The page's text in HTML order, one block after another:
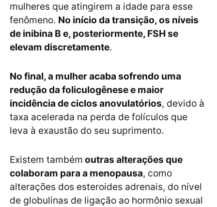
mulheres que atingirem a idade para esse
fenômeno. No início da transição, os níveis
de inibina B e, posteriormente, FSH se
elevam discretamente.
No final, a mulher acaba sofrendo uma
redução da foliculogênese e maior
incidência de ciclos anovulatórios, devido à
taxa acelerada na perda de folículos que
leva à exaustão do seu suprimento.
Existem também outras alterações que
colaboram para a menopausa, como
alterações dos esteroides adrenais, do nível
de globulinas de ligação ao hormônio sexual